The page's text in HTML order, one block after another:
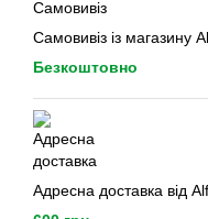
Самовивіз із магазину
Безкоштовно
Адресна доставка від